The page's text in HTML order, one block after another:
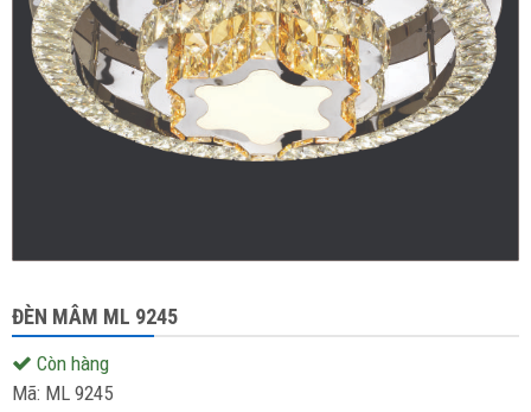
ĐÈN MÂM ML 9245
Còn hàng
Mã: ML 9245